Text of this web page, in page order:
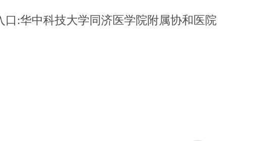
:华中科技大学同济医学院附属协和医院